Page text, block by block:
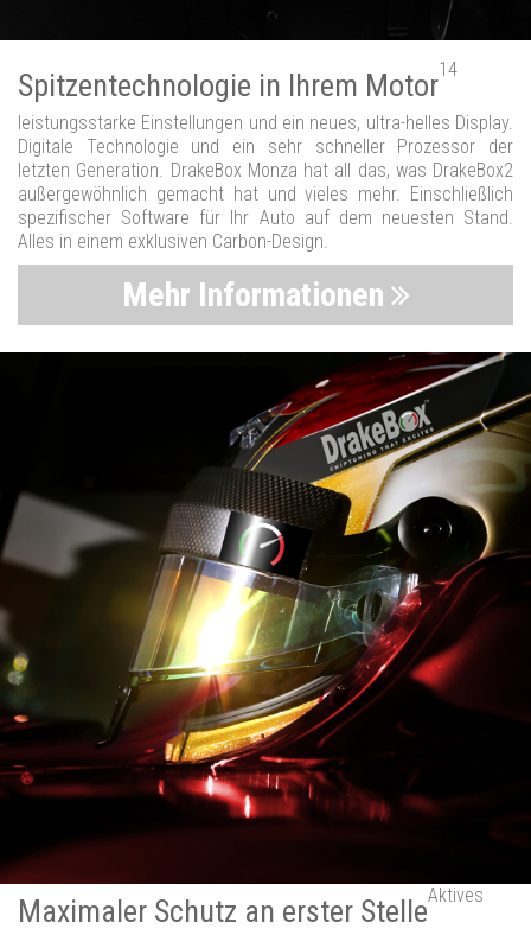
Spitzentechnologie in Ihrem Motor14
leistungsstarke Einstellungen und ein neues, ultra-helles Display.
Digitale Technologie und ein sehr schneller Prozessor der
letzten Generation. DrakeBox Monza hat all das, was DrakeBox2
außergewöhnlich gemacht hat und vieles mehr. Einschließlich
spezifischer Software für Ihr Auto auf dem neuesten Stand.
Alles in einem exklusiven Carbon-Design.
Mehr Informationen
Maximaler Schutz an erster StelleAktives